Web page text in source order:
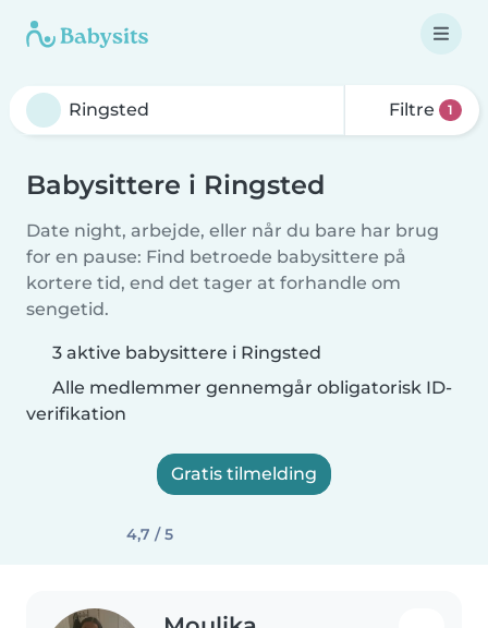
Filtre 1
Babysittere i Ringsted
Date night, arbejde, eller når du bare har brug
for en pause: Find betroede babysittere på
kortere tid, end det tager at forhandle om
sengetid.
3 aktive babysittere i Ringsted
Alle medlemmer gennemgår obligatorisk ID-
verifikation
Gratis tilmelding
4,7 / 5